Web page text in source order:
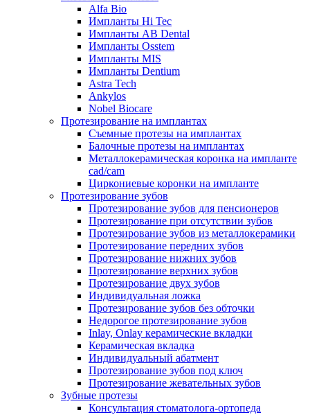
Alfa Bio
Импланты Hi Tec
Импланты AB Dental
Импланты Osstem
Импланты MIS
Импланты Dentium
Astra Tech
Ankylos
Nobel Biocare
Протезирование на имплантах
Съемные протезы на имплантах
Балочные протезы на имплантах
Металлокерамическая коронка на импланте
cad/cam
Циркониевые коронки на импланте
Протезирование зубов
Протезирование зубов для пенсионеров
Протезирование при отсутствии зубов
Протезирование зубов из металлокерамики
Протезирование передних зубов
Протезирование нижних зубов
Протезирование верхних зубов
Протезирование двух зубов
Индивидуальная ложка
Протезирование зубов без обточки
Недорогое протезирование зубов
Inlay, Onlay керамические вкладки
Керамическая вкладка
Индивидуальный абатмент
Протезирование зубов под ключ
Протезирование жевательных зубов
Зубные протезы
Консультация стоматолога-ортопеда